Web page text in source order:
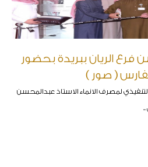
فرع الريان ببريدة بحضور
( صور )
لمصرف الانماء الاستاذ عبدالمحسن
..